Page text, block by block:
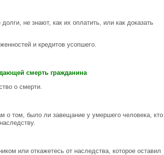
не знают, как их оплатить, или как доказать
и кредитов усопшего.
смерть гражданина
о смерти.
о том, было ли завещание у умершего человека, кто
или откажетесь от наследства, которое оставил